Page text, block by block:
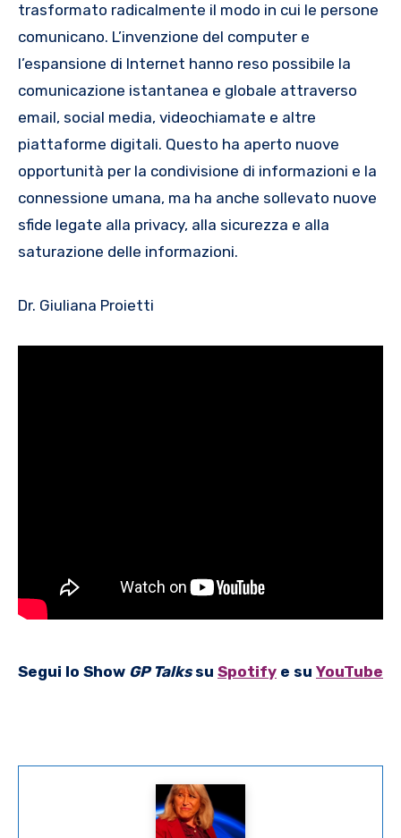
trasformato radicalmente il modo in cui le persone
comunicano. L’invenzione del computer e
l’espansione di Internet hanno reso possibile la
comunicazione istantanea e globale attraverso
email, social media, videochiamate e altre
piattaforme digitali. Questo ha aperto nuove
opportunità per la condivisione di informazioni e la
connessione umana, ma ha anche sollevato nuove
sfide legate alla privacy, alla sicurezza e alla
saturazione delle informazioni.
Dr. Giuliana Proietti
Segui lo Show GP Talkssu Spotify e su YouTube